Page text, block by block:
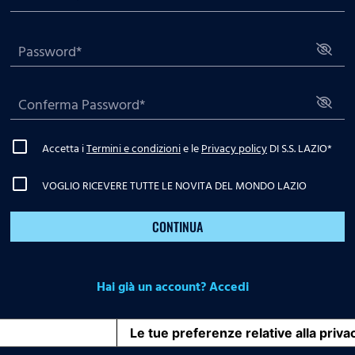
Accetta iTermini e condizionie lePrivacy policyDI S.S. LAZIO*
VOGLIO RICEVERE TUTTE LE NOVITA DEL MONDO LAZIO
CONTINUA
Hai già un account? Accedi
Le tue preferenze relative alla